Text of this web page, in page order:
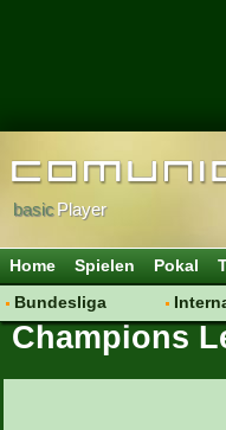
basicPlayer
Home Spielen Pokal
Bundesliga
Hot News
Champions